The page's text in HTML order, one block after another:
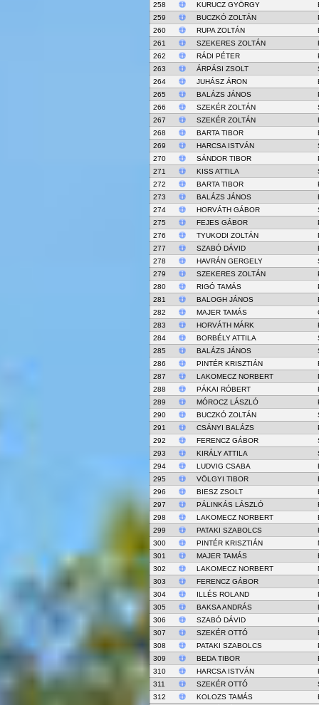
258
KURUCZ GYÖRGY
259
BUCZKÓ ZOLTÁN
260
RUPA ZOLTÁN
261
SZEKERES ZOLTÁN
262
RÁDI PÉTER
263
ÁRPÁSI ZSOLT
264
JUHÁSZ ÁRON
265
BALÁZS JÁNOS
266
SZEKÉR ZOLTÁN
267
SZEKÉR ZOLTÁN
268
BARTA TIBOR
269
HARCSA ISTVÁN
270
SÁNDOR TIBOR
271
KISS ATTILA
272
BARTA TIBOR
273
BALÁZS JÁNOS
274
HORVÁTH GÁBOR
275
FEJES GÁBOR
276
TYUKODI ZOLTÁN
277
SZABÓ DÁVID
278
HAVRÁN GERGELY
279
SZEKERES ZOLTÁN
280
RIGÓ TAMÁS
281
BALOGH JÁNOS
282
MAJER TAMÁS
283
HORVÁTH MÁRK
284
BORBÉLY ATTILA
285
BALÁZS JÁNOS
286
PINTÉR KRISZTIÁN
287
LAKOMECZ NORBERT
288
PÁKAI RÓBERT
289
MÓROCZ LÁSZLÓ
290
BUCZKÓ ZOLTÁN
291
CSÁNYI BALÁZS
292
FERENCZ GÁBOR
293
KIRÁLY ATTILA
294
LUDVIG CSABA
295
VÖLGYI TIBOR
296
BIESZ ZSOLT
297
PÁLINKÁS LÁSZLÓ
298
LAKOMECZ NORBERT
299
PATAKI SZABOLCS
300
PINTÉR KRISZTIÁN
301
MAJER TAMÁS
302
LAKOMECZ NORBERT
303
FERENCZ GÁBOR
304
ILLÉS ROLAND
305
BAKSA ANDRÁS
306
SZABÓ DÁVID
307
SZEKÉR OTTÓ
308
PATAKI SZABOLCS
309
BEDA TIBOR
310
HARCSA ISTVÁN
311
SZEKÉR OTTÓ
312
KOLOZS TAMÁS